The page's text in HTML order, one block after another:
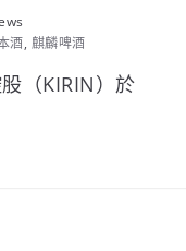
酒, 麒麟啤酒
（KIRIN）於